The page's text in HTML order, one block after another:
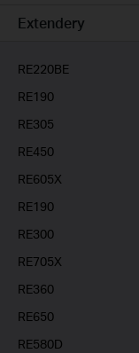
Business
Extendery
RE220BE
RE190
RE305
RE450
RE605X
RE190
RE300
RE705X
RE360
RE650
RE580D